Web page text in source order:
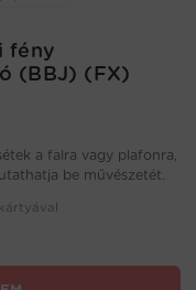
fény
(BBJ) (FX)
a falra vagy plafonra,
be művészetét.